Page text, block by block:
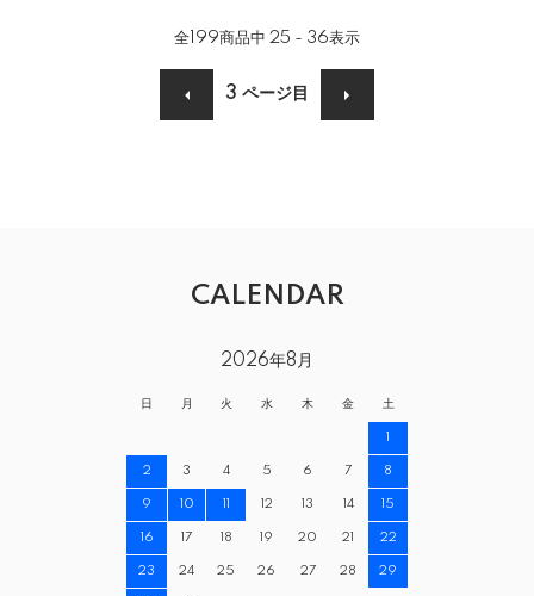
全 199商品中 25 - 36表示
3 ページ目
CALENDAR
2026年8月
日 月 火 水 木 金 土
1
2 3 4 5 6 7 8
9 10 11 12 13 14 15
16 17 18 19 20 21 22
23 24 25 26 27 28 29